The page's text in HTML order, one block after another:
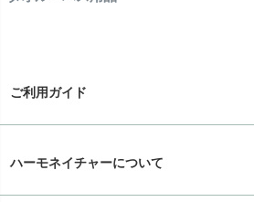
ご利用ガイド
ハーモネイチャーについて